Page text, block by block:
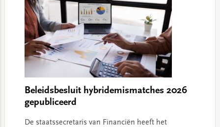
Beleidsbesluit hybridemismatches 2026
gepubliceerd
De staatssecretaris van Financiën heeft het